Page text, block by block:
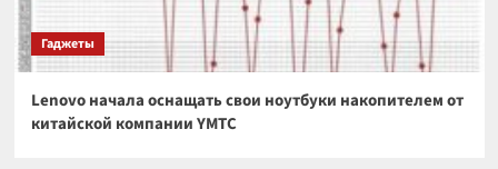
Гаджеты
Lenovo начала оснащать свои ноутбуки накопителем от
китайской компании YMTC